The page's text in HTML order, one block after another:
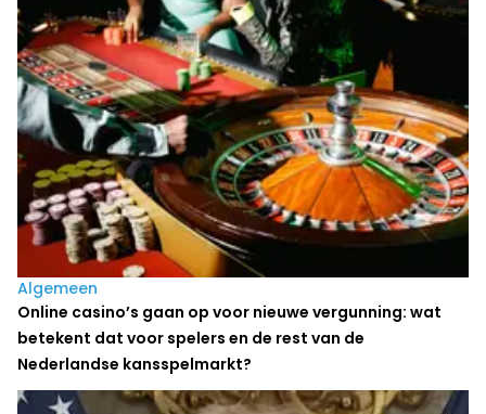
Algemeen
Online casino’s gaan op voor nieuwe vergunning: wat
betekent dat voor spelers en de rest van de
Nederlandse kansspelmarkt?